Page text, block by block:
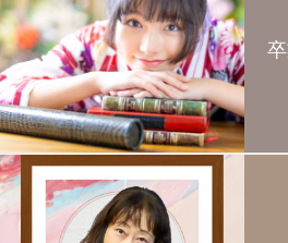
ウェディング
お二人の一番幸せな瞬間を、
伝統的な和の装いや、華やか
でも鮮やかで美しい思い出と
ように。